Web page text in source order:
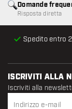
Spedito entro
Domande
Risposta diretta
ISCRIVITI ALLA
Iscriviti alla